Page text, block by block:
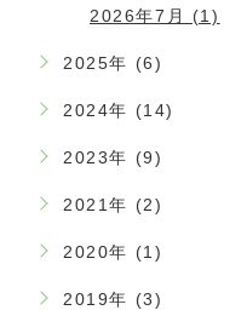
2026年7月 (1)
2025年 (6)
2024年 (14)
2023年 (9)
2021年 (2)
2020年 (1)
2019年 (3)